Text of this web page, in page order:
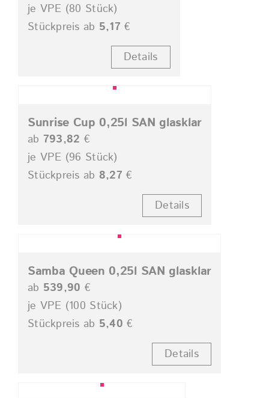
je VPE (80 Stück)
Stückpreis ab 5,17 €
Details
Sunrise Cup 0,25l SAN glasklar
ab 793,82 €
je VPE (96 Stück)
Stückpreis ab 8,27 €
Details
Samba Queen 0,25l SAN glasklar
ab 539,90 €
je VPE (100 Stück)
Stückpreis ab 5,40 €
Details